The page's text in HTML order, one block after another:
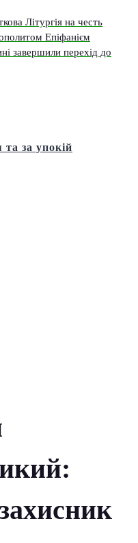
та за упокій
Літургія на честь
Епіфанієм
завершили перехід до